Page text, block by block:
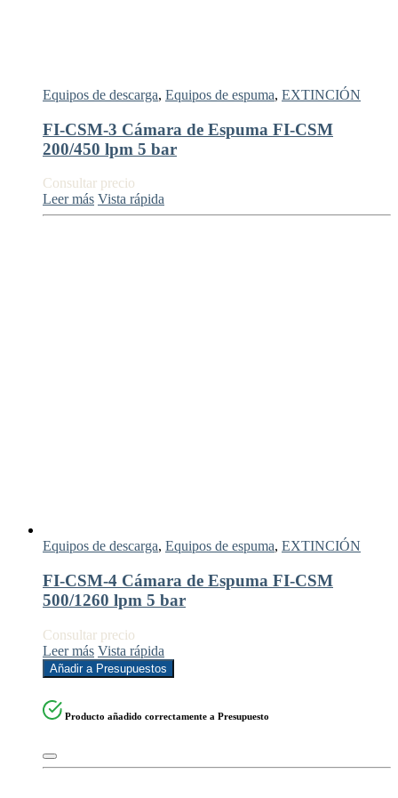
Equipos de descarga, Equipos de espuma, EXTINCIÓN
FI-CSM-3 Cámara de Espuma FI-CSM
200/450 lpm 5 bar
Consultar precio
Leer más Vista rápida
Equipos de descarga, Equipos de espuma, EXTINCIÓN
FI-CSM-4 Cámara de Espuma FI-CSM
500/1260 lpm 5 bar
Consultar precio
Leer más Vista rápida
Añadir a Presupuestos
Producto añadido correctamente a Presupuesto